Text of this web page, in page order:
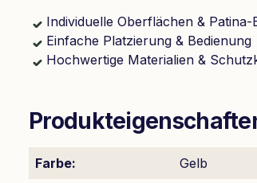
Individuelle Oberflächen & Patina-
Einfache Platzierung & Bedienung
Hochwertige Materialien &
Farbe:
Gelb